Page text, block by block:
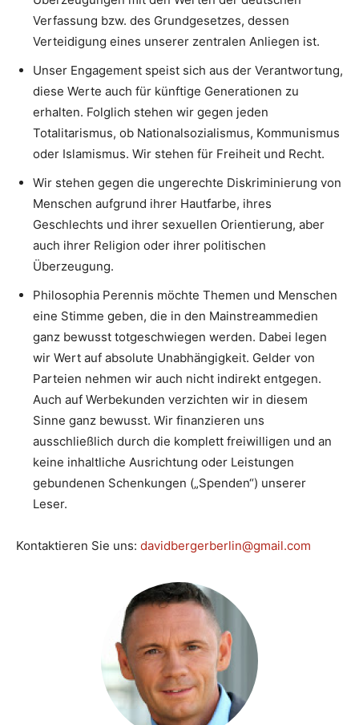
Verfassung bzw. des Grundgesetzes, dessen
Verteidigung eines unserer zentralen Anliegen ist.
Unser Engagement speist sich aus der Verantwortung,
diese Werte auch für künftige Generationen zu
erhalten. Folglich stehen wir gegen jeden
Totalitarismus, ob Nationalsozialismus, Kommunismus
oder Islamismus. Wir stehen für Freiheit und Recht.
Wir stehen gegen die ungerechte Diskriminierung von
Menschen aufgrund ihrer Hautfarbe, ihres
Geschlechts und ihrer sexuellen Orientierung, aber
auch ihrer Religion oder ihrer politischen
Überzeugung.
Philosophia Perennis möchte Themen und Menschen
eine Stimme geben, die in den Mainstreammedien
ganz bewusst totgeschwiegen werden. Dabei legen
wir Wert auf absolute Unabhängigkeit. Gelder von
Parteien nehmen wir auch nicht indirekt entgegen.
Auch auf Werbekunden verzichten wir in diesem
Sinne ganz bewusst. Wir finanzieren uns
ausschließlich durch die komplett freiwilligen und an
keine inhaltliche Ausrichtung oder Leistungen
gebundenen Schenkungen („Spenden“) unserer
Leser.
Kontaktieren Sie uns: davidbergerberlin@gmail.com